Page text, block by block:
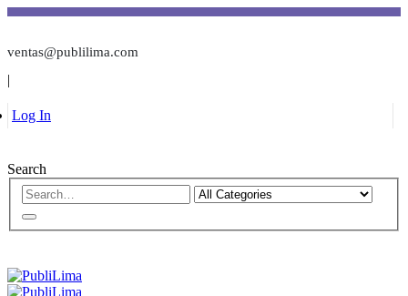
ventas@publilima.com
|
Log In
Search